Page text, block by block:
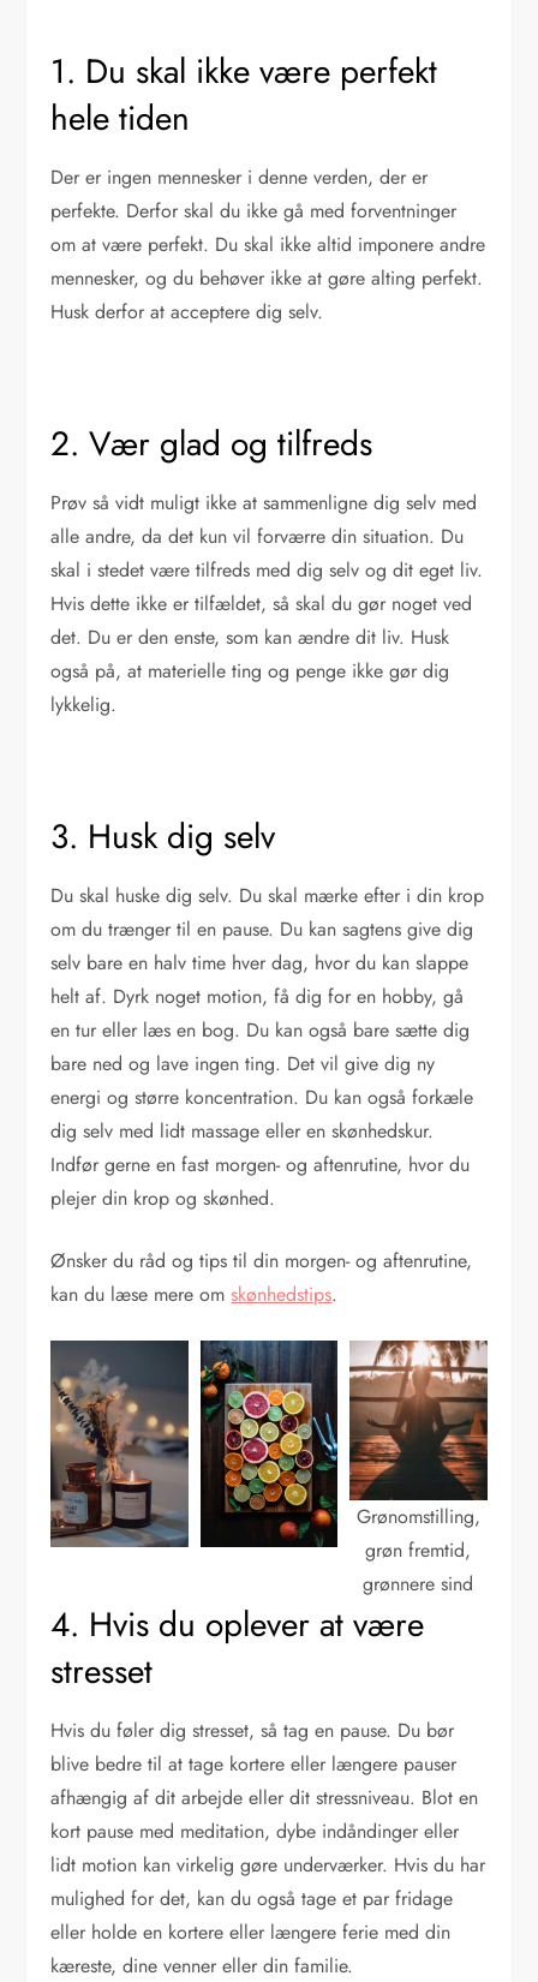
1. Du skal ikke være perfekt
hele tiden
Der er ingen mennesker i denne verden, der er
perfekte. Derfor skal du ikke gå med forventninger
om at være perfekt. Du skal ikke altid imponere andre
mennesker, og du behøver ikke at gøre alting perfekt.
Husk derfor at acceptere dig selv.
2. Vær glad og tilfreds
Prøv så vidt muligt ikke at sammenligne dig selv med
alle andre, da det kun vil forværre din situation. Du
skal i stedet være tilfreds med dig selv og dit eget liv.
Hvis dette ikke er tilfældet, så skal du gør noget ved
det. Du er den enste, som kan ændre dit liv. Husk
også på, at materielle ting og penge ikke gør dig
lykkelig.
3. Husk dig selv
Du skal huske dig selv. Du skal mærke efter i din krop
om du trænger til en pause. Du kan sagtens give dig
selv bare en halv time hver dag, hvor du kan slappe
helt af. Dyrk noget motion, få dig for en hobby, gå
en tur eller læs en bog. Du kan også bare sætte dig
bare ned og lave ingen ting. Det vil give dig ny
energi og større koncentration. Du kan også forkæle
dig selv med lidt massage eller en skønhedskur.
Indfør gerne en fast morgen- og aftenrutine, hvor du
plejer din krop og skønhed.
Ønsker du råd og tips til din morgen- og aftenrutine,
kan du læse mere omskønhedstips.
Grønomstilling,
grøn fremtid,
grønnere sind
4. Hvis du oplever at være
stresset
Hvis du føler dig stresset, så tag en pause. Du bør
blive bedre til at tage kortere eller længere pauser
afhængig af dit arbejde eller dit stressniveau. Blot en
kort pause med meditation, dybe indåndinger eller
lidt motion kan virkelig gøre underværker. Hvis du har
mulighed for det, kan du også tage et par fridage
eller holde en kortere eller længere ferie med din
kæreste, dine venner eller din familie.